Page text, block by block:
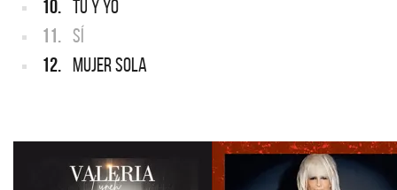
10. TÚ Y YO
11. SÍ
12. MUJER SOLA